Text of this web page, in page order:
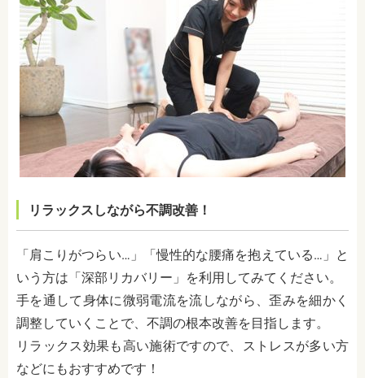
リラックスしながら不調改善！
「肩こりがつらい…」「慢性的な腰痛を抱えている…」と
いう方は「深部リカバリー」を利用してみてください。
手を通して身体に微弱電流を流しながら、歪みを細かく
調整していくことで、不調の根本改善を目指します。
リラックス効果も高い施術ですので、ストレスが多い方
などにもおすすめです！